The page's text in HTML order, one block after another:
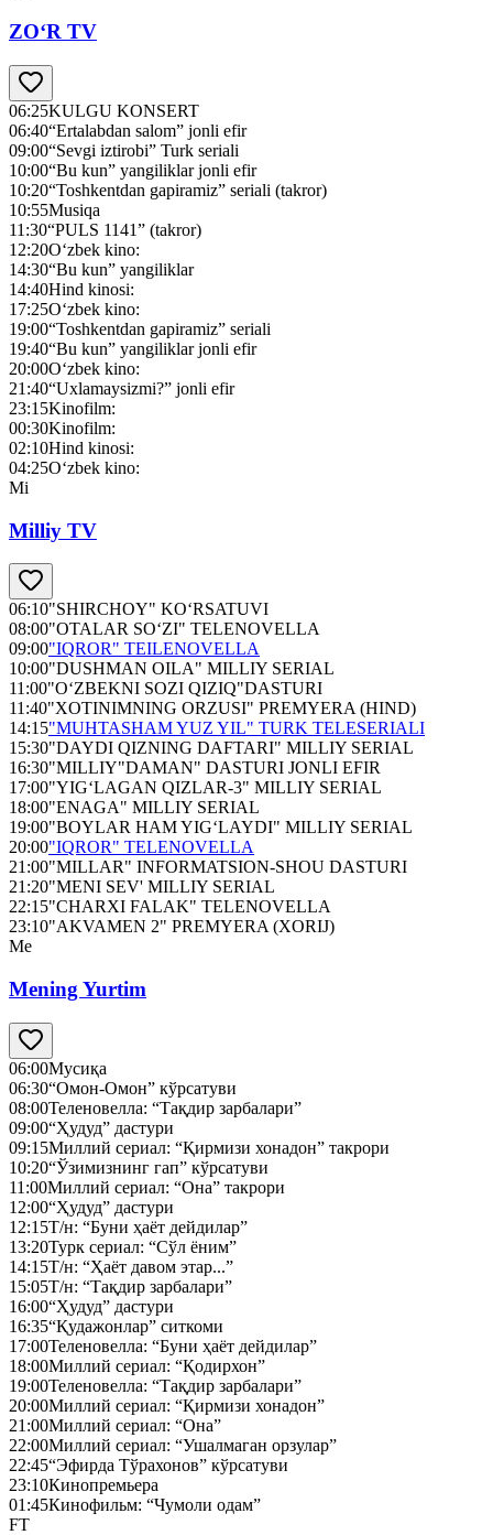
ZO‘R TV
06:25KULGU KONSERT
06:40“Ertalabdan salom” jonli efir
09:00“Sevgi iztirobi” Turk seriali
10:00“Bu kun” yangiliklar jonli efir
10:20“Toshkentdan gapiramiz” seriali (takror)
10:55Musiqa
11:30“PULS 1141” (takror)
12:20O‘zbek kino:
14:30“Bu kun” yangiliklar
14:40Hind kinosi:
17:25O‘zbek kino:
19:00“Toshkentdan gapiramiz” seriali
19:40“Bu kun” yangiliklar jonli efir
20:00O‘zbek kino:
21:40“Uxlamaysizmi?” jonli efir
23:15Kinofilm:
00:30Kinofilm:
02:10Hind kinosi:
04:25O‘zbek kino:
Mi
Milliy TV
06:10"SHIRCHOY" KO‘RSATUVI
08:00"OTALAR SO‘ZI" TELENOVELLA
09:00"IQROR" TEILENOVELLA
10:00"DUSHMAN OILA" MILLIY SERIAL
11:00"O‘ZBEKNI SOZI QIZIQ"DASTURI
11:40"XOTINIMNING ORZUSI" PREMYERA (HIND)
14:15"MUHTASHAM YUZ YIL" TURK TELESERIALI
15:30"DAYDI QIZNING DAFTARI" MILLIY SERIAL
16:30"MILLIY"DAMAN" DASTURI JONLI EFIR
17:00"YIG‘LAGAN QIZLAR-3" MILLIY SERIAL
18:00"ENAGA" MILLIY SERIAL
19:00"BOYLAR HAM YIG‘LAYDI" MILLIY SERIAL
20:00"IQROR" TELENOVELLA
21:00"MILLAR" INFORMATSION-SHOU DASTURI
21:20"MENI SEV' MILLIY SERIAL
22:15"CHARXI FALAK" TELENOVELLA
23:10"AKVAMEN 2" PREMYERA (XORIJ)
Me
Mening Yurtim
06:00Мусиқа
06:30“Омон-Омон” кўрсатуви
08:00Теленовелла: “Тақдир зарбалари”
09:00“Ҳудуд” дастури
09:15Миллий сериал: “Қирмизи хонадон” такрори
10:20“Ўзимизнинг гап” кўрсатуви
11:00Миллий сериал: “Она” такрори
12:00“Ҳудуд” дастури
12:15Т/н: “Буни ҳаёт дейдилар”
13:20Турк сериал: “Сўл ёним”
14:15Т/н: “Ҳаёт давом этар...”
15:05Т/н: “Тақдир зарбалари”
16:00“Ҳудуд” дастури
16:35“Қудажонлар” ситкоми
17:00Теленовелла: “Буни ҳаёт дейдилар”
18:00Миллий сериал: “Қодирхон”
19:00Теленовелла: “Тақдир зарбалари”
20:00Миллий сериал: “Қирмизи хонадон”
21:00Миллий сериал: “Она”
22:00Миллий сериал: “Ушалмаган орзулар”
22:45“Эфирда Тўрахонов” кўрсатуви
23:10Кинопремьера
01:45Кинофильм: “Чумоли одам”
FT